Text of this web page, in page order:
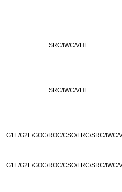
SRC/IWC/VHF
SRC/IWC/VHF
G1E/G2E/GOC/ROC/CSO/LRC/SRC/IWC/
G1E/G2E/GOC/ROC/CSO/LRC/SRC/IWC/